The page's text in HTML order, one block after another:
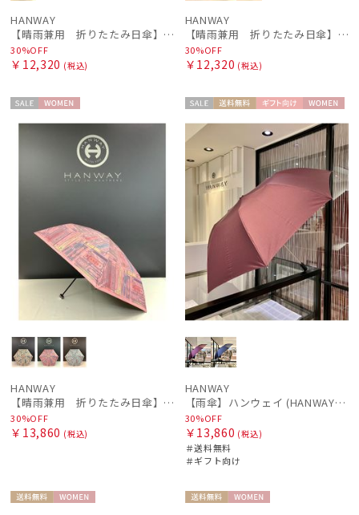
件
HANWAY
【晴雨兼用 折りたたみ日傘】ハンウェイ（ＨＡＮＷＡＹ）Contour border（コントゥアー・ボーダー)
30%OFF
￥12,320 (税込)
HANWAY
【晴雨兼用 折りたたみ日傘】ハンウェイ（ＨＡＮＷＡＹ）Contour border（コントゥアー・ボーダー)
30%OFF
￥12,320 (税込)
HANWAY
【晴雨兼用 折りたたみ日傘】ハンウェイ（ＨＡＮＷＡＹ）Bookworm color（ブックワーム・カラー）
30%OFF
￥13,860 (税込)
ル
向け
N
HANWAY
【雨傘】ハンウェイ (HANWAY) 日本製
30%OFF
￥13,860 (税込)
＃送料無料
＃ギフト向け